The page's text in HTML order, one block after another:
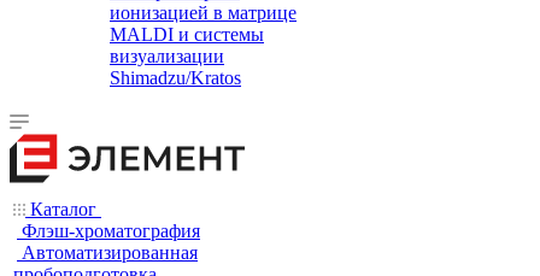
ионизацией в матрице
MALDI и системы
визуализации
Shimadzu/Kratos
Каталог
Флэш-хроматография
Автоматизированная